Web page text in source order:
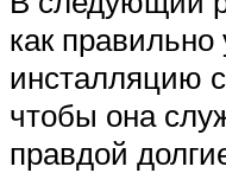
как правильно
инсталляцию
чтобы она
правдой